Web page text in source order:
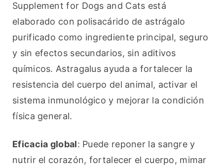
Supplement for Dogs and Cats está
elaborado con polisacárido de astrágalo
purificado como ingrediente principal, seguro
y sin efectos secundarios, sin aditivos
químicos. Astragalus ayuda a fortalecer la
resistencia del cuerpo del animal, activar el
sistema inmunológico y mejorar la condición
física general.
Eficacia global: Puede reponer la sangre y
nutrir el corazón, fortalecer el cuerpo, mimar